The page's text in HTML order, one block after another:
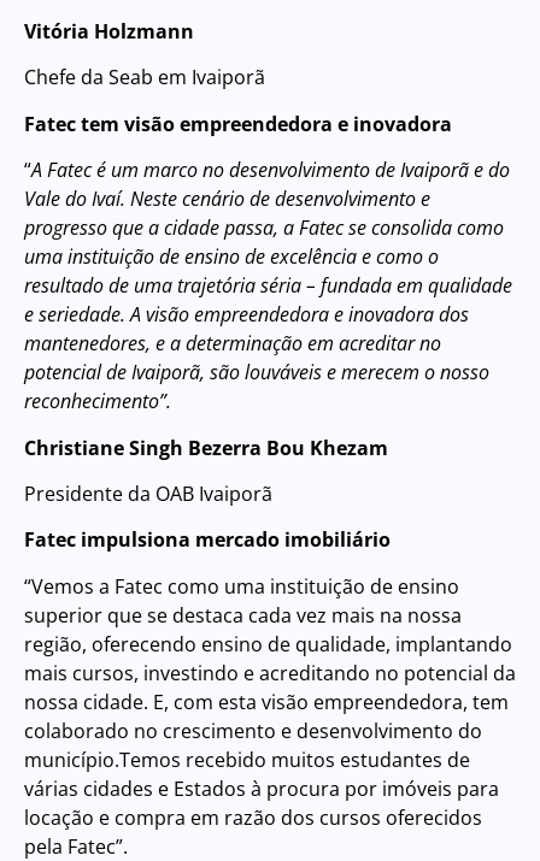
Vitória Holzmann
Chefe da Seab em Ivaiporã
Fatec tem visão empreendedora e inovadora
“A Fatec é um marco no desenvolvimento de Ivaiporã e do
Vale do Ivaí. Neste cenário de desenvolvimento e
progresso que a cidade passa, a Fatec se consolida como
uma instituição de ensino de excelência e como o
resultado de uma trajetória séria – fundada em qualidade
e seriedade. A visão empreendedora e inovadora dos
mantenedores, e a determinação em acreditar no
potencial de Ivaiporã, são louváveis e merecem o nosso
reconhecimento”.
Christiane Singh Bezerra Bou Khezam
Presidente da OAB Ivaiporã
Fatec impulsiona mercado imobiliário
“Vemos a Fatec como uma instituição de ensino
superior que se destaca cada vez mais na nossa
região, oferecendo ensino de qualidade, implantando
mais cursos, investindo e acreditando no potencial da
nossa cidade. E, com esta visão empreendedora, tem
colaborado no crescimento e desenvolvimento do
município.Temos recebido muitos estudantes de
várias cidades e Estados à procura por imóveis para
locação e compra em razão dos cursos oferecidos
pela Fatec”.